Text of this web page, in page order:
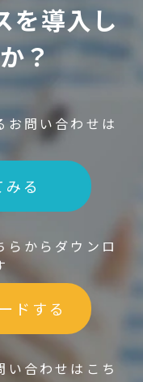
を導入し
？
お問い合わせは
る
らからダウンロ
ドする
い合わせはこち